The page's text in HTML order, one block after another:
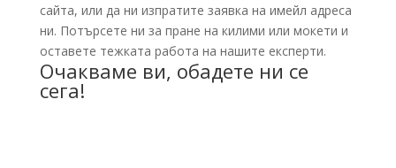
сайта, или да ни изпратите заявка на имейл адреса
ни. Потърсете ни за пране на килими или мокети и
оставете тежката работа на нашите експерти.
Очакваме ви, обадете ни се
сега!